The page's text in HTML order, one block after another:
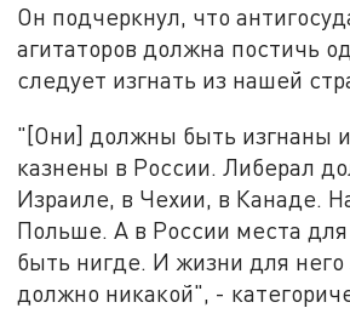
Он подчеркнул, что
агитаторов должна постичь
следует изгнать из нашей
"[Они] должны быть изгнаны
казнены в России. Либерал
Израиле, в Чехии, в Канаде.
Польше. А в России места
быть нигде. И жизни для
должно никакой", -